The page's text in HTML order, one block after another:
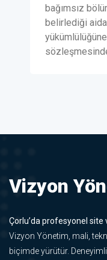
bağımsız
belirlediği
Vizyon
Çorlu’da profesyonel
Vizyon Yönetim, mali,
biçimde yürütür.